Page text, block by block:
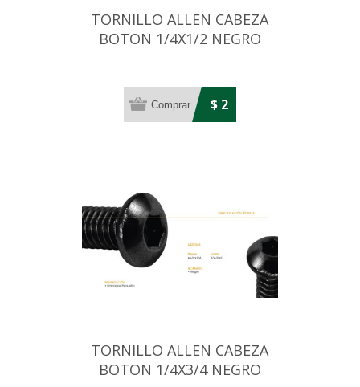
TORNILLO ALLEN CABEZA
BOTON 1/4X1/2 NEGRO
$ 2
TORNILLO ALLEN CABEZA
BOTON 1/4X3/4 NEGRO